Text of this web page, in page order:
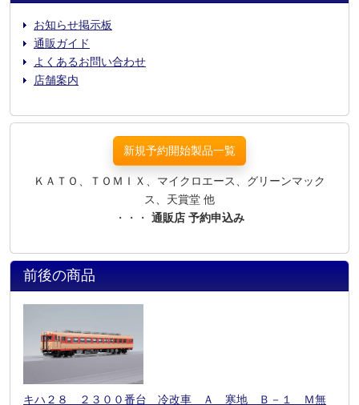
お知らせ掲示板
通販ガイド
よくあるお問い合わせ
店舗案内
新規予約開始製品一覧
ＫＡＴＯ、ＴＯＭＩＸ、マイクロエース、グリーンマック
ス、天賞堂 他
・・・ 通販店 予約申込み
前後の商品
キハ２８ ２３００番台 冷改車 Ａ 寒地 Ｂ－１ Ｍ無